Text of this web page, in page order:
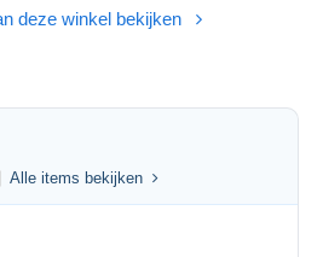
deze winkel bekijken
Alle items bekijken